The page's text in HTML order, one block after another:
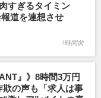
すぎるタイミン
道を連想させ
1時間前
』》8時間3万円
の声も「求人は事